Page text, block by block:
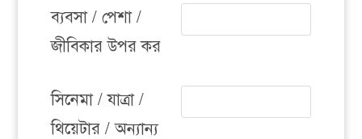
ব্যবসা / পেশা /
জীবিকার উপর কর
সিনেমা / যাত্রা /
থিয়েটার / অন্যান্য